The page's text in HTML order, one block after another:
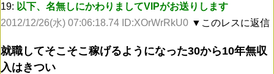
19: 以下、名無しにかわりましてVIPがお送りします
2012/12/26(水) 07:06:18.74 ID:XOrWrRkU0 ▼このレスに返信
就職してそこそこ稼げるようになった30から10年無収
入はきつい